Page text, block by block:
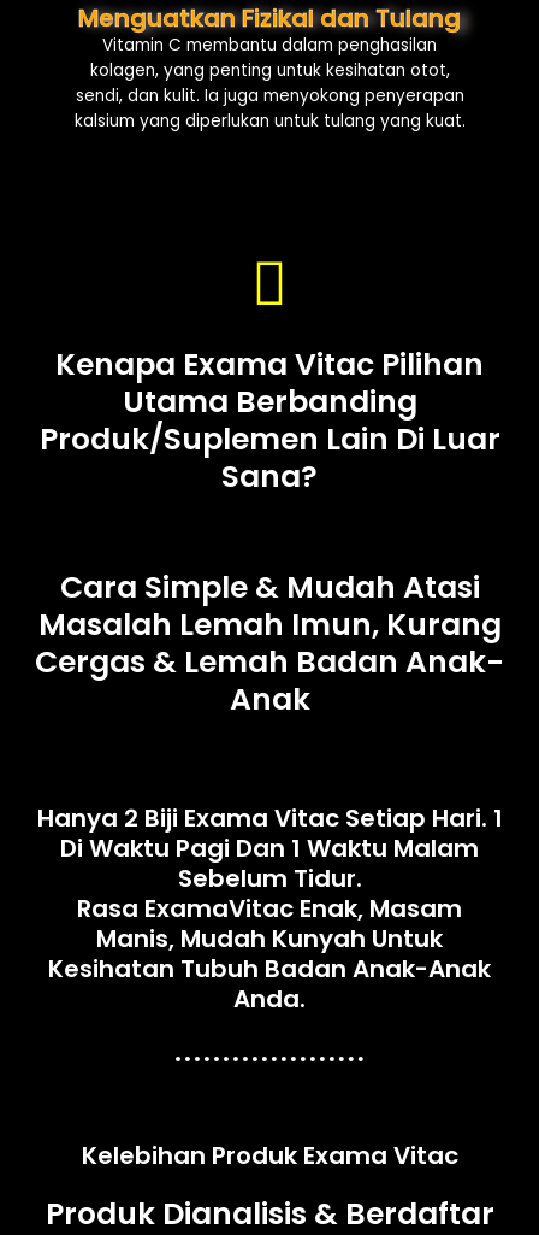
Menguatkan Fizikal dan Tulang
Vitamin C membantu dalam penghasilan
kolagen, yang penting untuk kesihatan otot,
sendi, dan kulit. Ia juga menyokong penyerapan
kalsium yang diperlukan untuk tulang yang kuat.
Kenapa Exama Vitac Pilihan
Utama Berbanding
Produk/Suplemen Lain Di Luar
Sana?
Cara Simple & Mudah Atasi
Masalah Lemah Imun, Kurang
Cergas & Lemah Badan Anak-
Anak
Hanya 2 Biji Exama Vitac Setiap Hari. 1
Di Waktu Pagi Dan 1 Waktu Malam
Sebelum Tidur.
Rasa ExamaVitac Enak, Masam
Manis, Mudah Kunyah Untuk
Kesihatan Tubuh Badan Anak-Anak
Anda.
Kelebihan Produk Exama Vitac
Produk Dianalisis & Berdaftar